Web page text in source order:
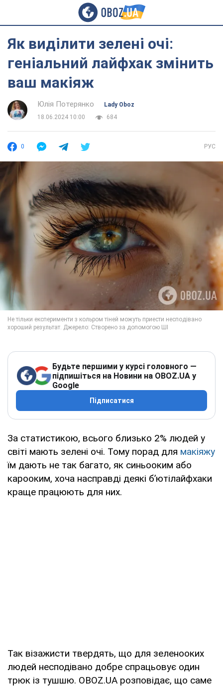
Як виділити зелені очі:
геніальний лайфхак змінить
ваш макіяж
Юлія Потерянко
Lady Oboz
18.06.2024 10:00
684
0 РУС
Будьте першими у курсі головного —
підпишіться на Новини на OBOZ.UA у
Google
Підписатися
За статистикою, всього близько 2% людей у
світі мають зелені очі. Тому порад для макіяжу
їм дають не так багато, як синьооким або
карооким, хоча насправді деякі б’ютілайфхаки
краще працюють для них.
Так візажисти твердять, що для зеленооких
людей несподівано добре спрацьовує один
трюк із тушшю. OBOZ.UA розповідає, що саме